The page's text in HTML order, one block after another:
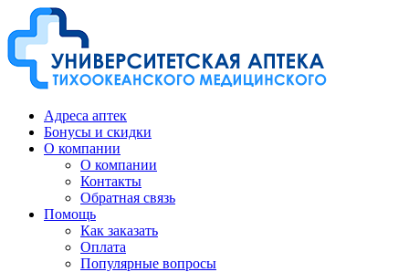
Адреса аптек
Бонусы и скидки
О компании
О компании
Контакты
Обратная связь
Помощь
Как заказать
Оплата
Популярные вопросы